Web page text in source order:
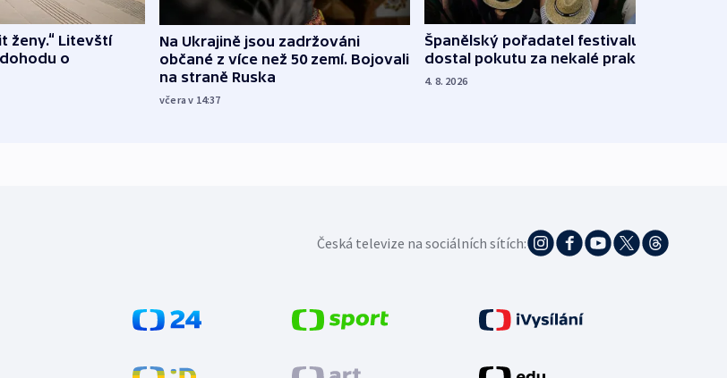
ženy.“ Litevští
o
Na Ukrajině jsou zadržováni
občané z více než 50 zemí. Bojovali
na straně Ruska
včera v 14:37
Španělský pořadatel festivalu
dostal pokutu za nekalé praktiky
4. 8. 2026
Česká televize na sociálních sítích: